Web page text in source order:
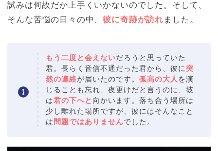
試みは何故だか上手くいかないのでした。そして、
そんな苦悩の日々の中、彼に奇跡が訪れ ました。
もう二度と会えないだろうと思っていた
君。長らく音信不通だった君から、彼に 突
然の連絡が届いたのです。 孤高の大人 を演
じることも忘れ、夜更けだと言うのに、彼
は君の下へと 向かいます。落ち合う場所は
少し離れた場所ですが、彼にはそんなこと
は 問題ではありませんでした。